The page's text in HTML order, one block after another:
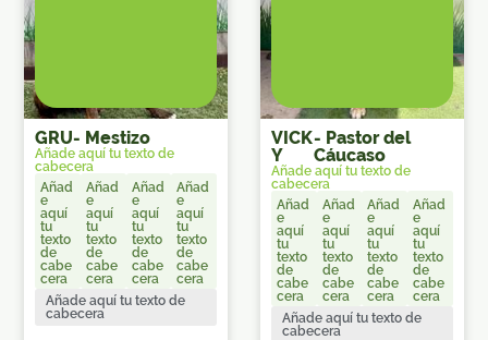
GRU- Mestizo
Añade aquí tu texto de
cabecera
Añad
e
aquí
tu
texto
de
cabe
cera
Añad
e
aquí
tu
texto
de
cabe
cera
Añad
e
aquí
tu
texto
de
cabe
cera
Añad
e
aquí
tu
texto
de
cabe
cera
Añade aquí tu texto de
cabecera
VICK
Y
- Pastor del
Cáucaso
Añade aquí tu texto de
cabecera
Añad
e
aquí
tu
texto
de
cabe
cera
Añad
e
aquí
tu
texto
de
cabe
cera
Añad
e
aquí
tu
texto
de
cabe
cera
Añad
e
aquí
tu
texto
de
cabe
cera
Añade aquí tu texto de
cabecera